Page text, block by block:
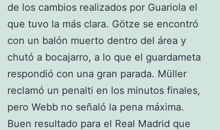
de los cambios realizados por Guariola el
que tuvo la más clara. Götze se encontró
con un balón muerto dentro del área y
chutó a bocajarro, a lo que el guardameta
respondió con una gran parada. Müller
reclamó un penalti en los minutos finales,
pero Webb no señaló la pena máxima.
Buen resultado para el Real Madrid que